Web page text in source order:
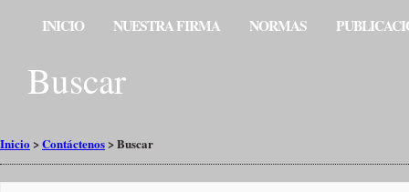
INICIO NUESTRA FIRMA NORMAS
Buscar
Inicio >Contáctenos >Buscar